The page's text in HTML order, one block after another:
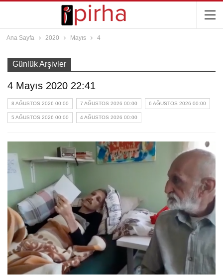
Ana Sayfa 2020 Mayıs 4
Günlük Arşivler
4 Mayıs 2020 22:41
8 AĞUSTOS 2026 00:00 7 AĞUSTOS 2026 00:00 6 AĞUSTOS 2026 00:00
5 AĞUSTOS 2026 00:00 4 AĞUSTOS 2026 00:00